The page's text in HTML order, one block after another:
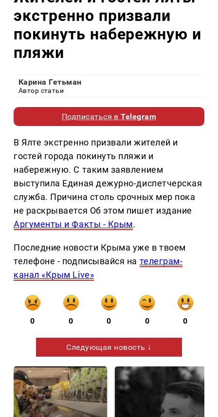
экстренно призвали
покинуть набережную и
пляжи
Карина Гетьман
Автор статьи
Подписаться вTelegram
В Ялте экстренно призвали жителей и
гостей города покинуть пляжи и
набережную. С таким заявлением
выступила Единая дежурно-диспетчерская
служба. Причина столь срочных мер пока
не раскрывается Об этом пишет издание
Аргументы и Факты - Крым.
Последние новости Крыма уже в твоем
телефоне - подписывайся на телеграм-
канал «Крым Live»
0 0 0 0 0
Следующая новость ↓